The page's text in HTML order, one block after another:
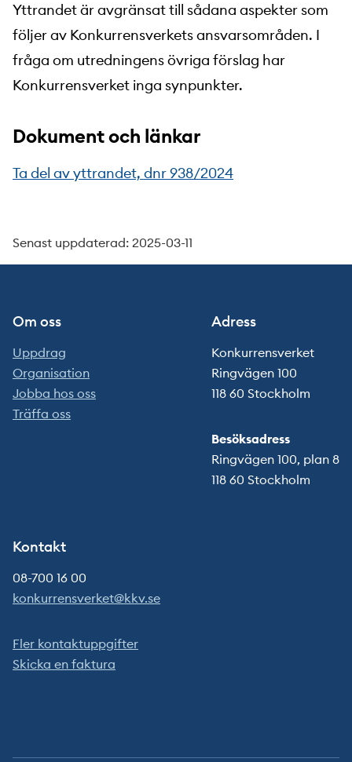
Yttrandet är avgränsat till sådana aspekter som
följer av Konkurrensverkets ansvarsområden. I
fråga om utredningens övriga förslag har
Konkurrensverket inga synpunkter.
Dokument och länkar
Ta del av yttrandet, dnr 938/2024
Senast uppdaterad: 2025-03-11
Om oss
Uppdrag
Organisation
Jobba hos oss
Träffa oss
Adress
Konkurrensverket
Ringvägen 100
118 60 Stockholm
Besöksadress
Ringvägen 100, plan 8
118 60 Stockholm
Kontakt
08-700 16 00
konkurrensverket@kkv.se
Fler kontaktuppgifter
Skicka en faktura